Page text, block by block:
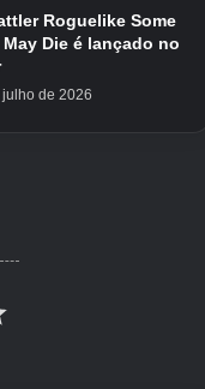
Roguelike Some
Die é lançado no
de 2026